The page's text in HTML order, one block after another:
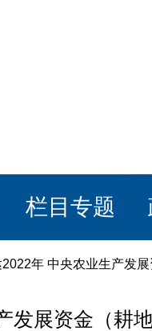
栏目专题
年 中央农业生产发
展资金（耕